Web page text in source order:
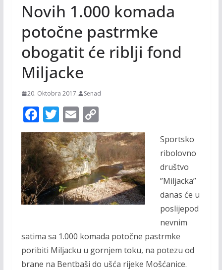
Novih 1.000 komada
potočne pastrmke
obogatit će riblji fond
Miljacke
20. Oktobra 2017. Senad
F
ac
e
b
o
o
k
T
w
itt
er
E
m
ai
l
C
o
p
y
Li
n
k
Sportsko
ribolovno
društvo
”Miljacka”
danas će u
poslijepod
nevnim
satima sa 1.000 komada potočne pastrmke
poribiti Miljacku u gornjem toku, na potezu od
brane na Bentbaši do ušća rijeke Mošćanice.